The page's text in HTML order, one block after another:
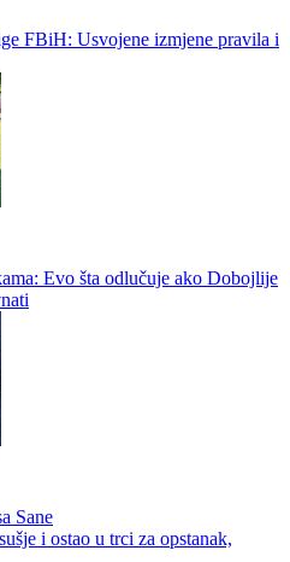
FBiH: Usvojene izmjene pravila i
Evo šta odlučuje ako Dobojlije
Sane